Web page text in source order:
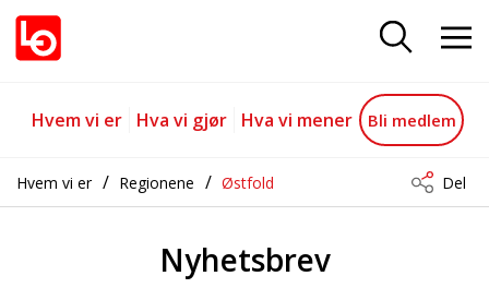
Nyhetsbrev
Gå til hovedinnhold
Gå til navigasjon
Hvem vi er Hva vi gjør Hva vi mener Bli medlem
Hvem vi er Regionene Østfold Del
Nyhetsbrev